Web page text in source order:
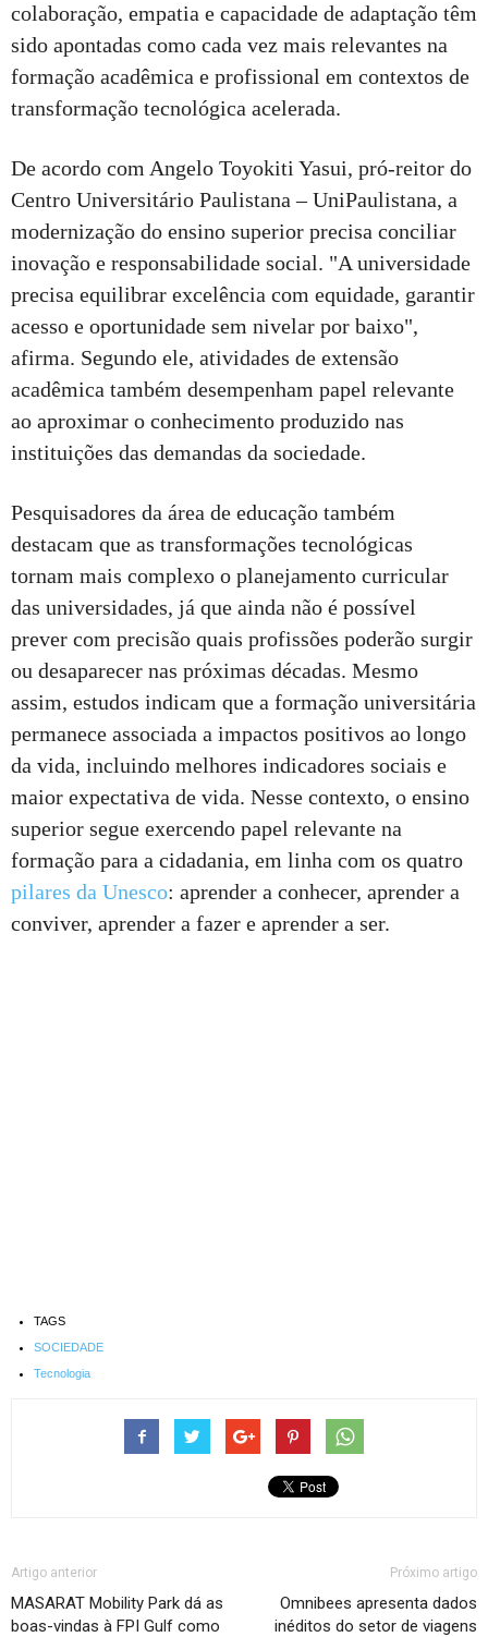
colaboração, empatia e capacidade de adaptação têm
sido apontadas como cada vez mais relevantes na
formação acadêmica e profissional em contextos de
transformação tecnológica acelerada.
De acordo com Angelo Toyokiti Yasui, pró-reitor do
Centro Universitário Paulistana – UniPaulistana, a
modernização do ensino superior precisa conciliar
inovação e responsabilidade social. "A universidade
precisa equilibrar excelência com equidade, garantir
acesso e oportunidade sem nivelar por baixo",
afirma. Segundo ele, atividades de extensão
acadêmica também desempenham papel relevante
ao aproximar o conhecimento produzido nas
instituições das demandas da sociedade.
Pesquisadores da área de educação também
destacam que as transformações tecnológicas
tornam mais complexo o planejamento curricular
das universidades, já que ainda não é possível
prever com precisão quais profissões poderão surgir
ou desaparecer nas próximas décadas. Mesmo
assim, estudos indicam que a formação universitária
permanece associada a impactos positivos ao longo
da vida, incluindo melhores indicadores sociais e
maior expectativa de vida. Nesse contexto, o ensino
superior segue exercendo papel relevante na
formação para a cidadania, em linha com os quatro
pilares da Unesco: aprender a conhecer, aprender a
conviver, aprender a fazer e aprender a ser.
TAGS
SOCIEDADE
Tecnologia
Artigo anterior
MASARAT Mobility Park dá as
boas-vindas à FPI Gulf como
Próximo artigo
Omnibees apresenta dados
inéditos do setor de viagens